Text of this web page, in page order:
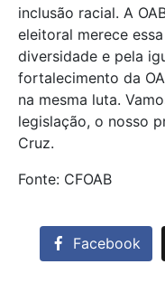
inclusão racial. A
eleitoral merece
diversidade e pela
fortalecimento da
na mesma luta.
legislação, o nosso
Cruz.
Fonte: CFOAB
Facebook